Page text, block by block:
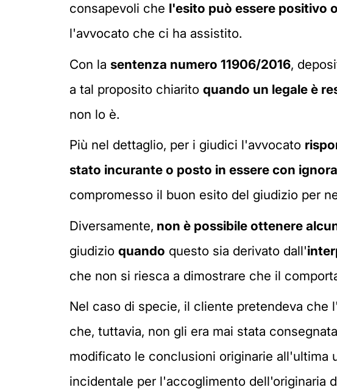
consapevoli che l'esito può essere positivo
l'avvocato che ci ha assistito.
Con la sentenza numero 11906/2016,
a tal proposito chiarito quando un legale è
non lo è.
Più nel dettaglio, per i giudici l'avvocato
stato incurante o posto in essere con
compromesso il buon esito del giudizio per
Diversamente, non è possibile ottenere
giudizio quando questo sia derivato dall'
che non si riesca a dimostrare che il
Nel caso di specie, il cliente pretendeva che
che, tuttavia, non gli era mai stata
modificato le conclusioni originarie all'ultima
incidentale per l'accoglimento dell'originaria